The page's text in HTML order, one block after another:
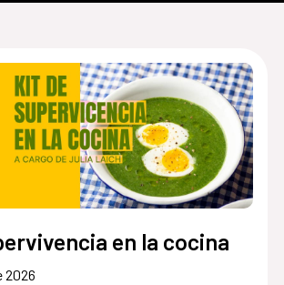
en la cocina
2026